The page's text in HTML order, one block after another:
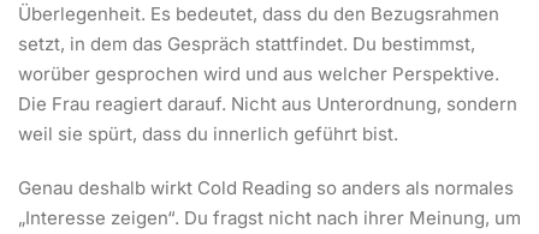
Überlegenheit. Es bedeutet, dass du den Bezugsrahmen
setzt, in dem das Gespräch stattfindet. Du bestimmst,
worüber gesprochen wird und aus welcher Perspektive.
Die Frau reagiert darauf. Nicht aus Unterordnung, sondern
weil sie spürt, dass du innerlich geführt bist.
Genau deshalb wirkt Cold Reading so anders als normales
„Interesse zeigen“. Du fragst nicht nach ihrer Meinung, um